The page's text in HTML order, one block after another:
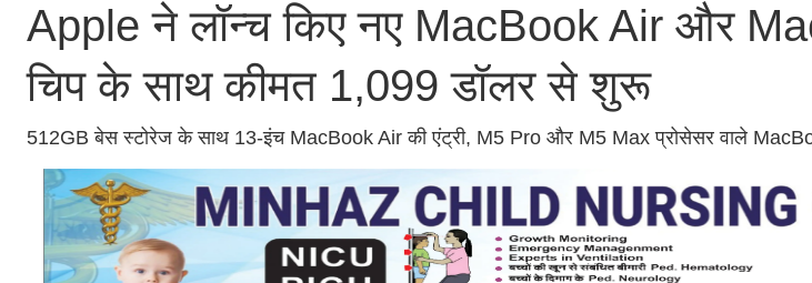
Apple ने लॉन्च किए नए MacBook Air और
चिप के साथ कीमत 1,099 डॉलर से शुरू
512GB बेस स्टोरेज के साथ 13-इंच MacBook Air की एंट्री, M5 Pro और M5 Max प्रोसेसर वाले